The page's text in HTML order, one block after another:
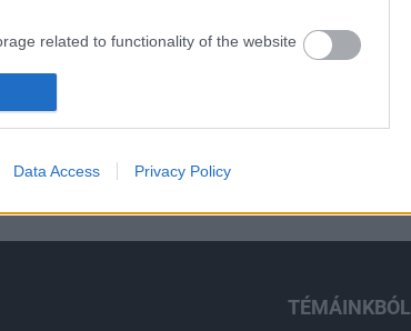
related to functionality of the website
related to personalization.
related to security, including
prevention, and other user protection.
Data Access Privacy Policy
TÉMÁINKBÓL